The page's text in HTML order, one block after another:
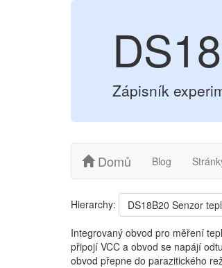
Zápisník
Domů Blog
Hierarchy:
DS18B20 Senzor
Integrovaný obvod pro měření
připojí VCC a obvod se napájí
obvod přepne do parazitického